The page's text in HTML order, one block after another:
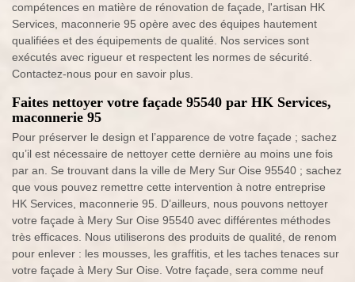
compétences en matière de rénovation de façade, l'artisan HK
Services, maconnerie 95 opère avec des équipes hautement
qualifiées et des équipements de qualité. Nos services sont
exécutés avec rigueur et respectent les normes de sécurité.
Contactez-nous pour en savoir plus.
Faites nettoyer votre façade 95540 par HK Services,
maconnerie 95
Pour préserver le design et l’apparence de votre façade ; sachez
qu’il est nécessaire de nettoyer cette dernière au moins une fois
par an. Se trouvant dans la ville de Mery Sur Oise 95540 ; sachez
que vous pouvez remettre cette intervention à notre entreprise
HK Services, maconnerie 95. D’ailleurs, nous pouvons nettoyer
votre façade à Mery Sur Oise 95540 avec différentes méthodes
très efficaces. Nous utiliserons des produits de qualité, de renom
pour enlever : les mousses, les graffitis, et les taches tenaces sur
votre façade à Mery Sur Oise. Votre façade, sera comme neuf